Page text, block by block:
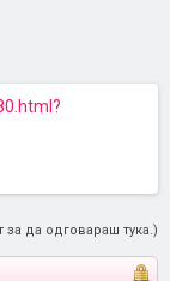
да одговараш тука.)